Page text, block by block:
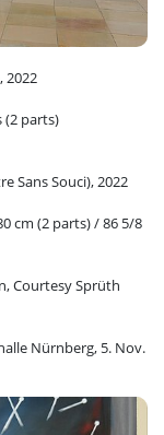
2022
(2 parts)
Sans Souci), 2022
cm (2 parts) / 86 5/8
Courtesy Sprüth
Nürnberg, 5. Nov.